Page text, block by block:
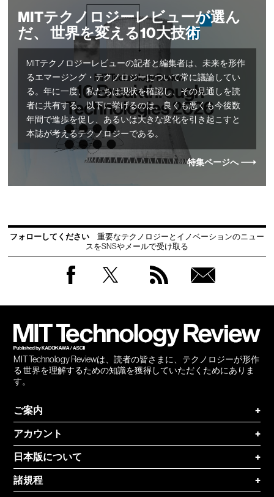
MITテクノロジーレビューが選ん
だ、 世界を変える10大技術
MITテクノロジーレビューの記者と編集者は、未来を形作
るエマージング・テクノロジーについて常に議論してい
る。年に一度、私たちは現状を確認し、その見通しを読
者に共有する。以下に挙げるのは、良くも悪くも今後数
年間で進歩を促し、あるいは大きな変化を引き起こすと
本誌が考えるテクノロジーである。
特集ページへ
フォローしてください
重要なテクノロジーとイノベーションのニュー
スをSNSやメールで受け取る
MIT Technology Reviewは、読者の皆さまに、テクノロジーが形作
る 世界を理解するための知識を獲得していただくためにありま
す。
ご案内
+
アカウント
+
日本版について
+
諸規程
+